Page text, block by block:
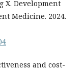
X. Development
Medicine. 2024.
and cost-